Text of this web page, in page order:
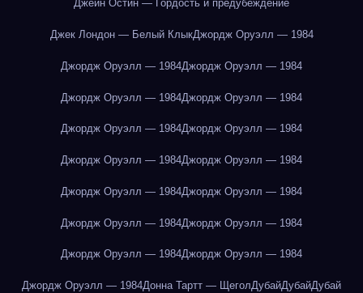
Джейн Остин — Гордость и предубеждение
Джек Лондон — Белый КлыкДжордж Оруэлл — 1984
Джордж Оруэлл — 1984Джордж Оруэлл — 1984
Джордж Оруэлл — 1984Джордж Оруэлл — 1984
Джордж Оруэлл — 1984Джордж Оруэлл — 1984
Джордж Оруэлл — 1984Джордж Оруэлл — 1984
Джордж Оруэлл — 1984Джордж Оруэлл — 1984
Джордж Оруэлл — 1984Джордж Оруэлл — 1984
Джордж Оруэлл — 1984Джордж Оруэлл — 1984
Джордж Оруэлл — 1984Донна Тартт — ЩеголДубайДубайДубай